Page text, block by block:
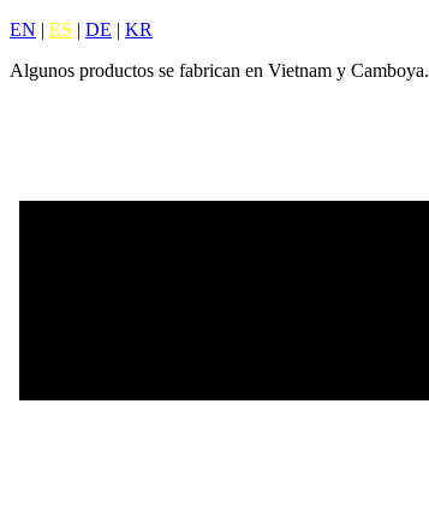
EN | ES | DE | KR
Algunos productos se fabrican en Vietnam y Camboya.